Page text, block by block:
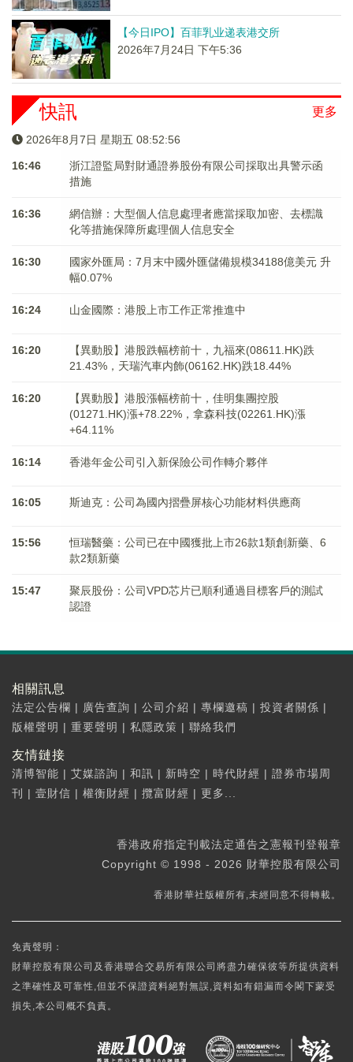
【今日IPO】百菲乳业递表港交所
2026年7月24日 下午5:36
更多
快訊
2026年8月7日 星期五 08:52:56
16:46
浙江證監局對財通證券股份有限公司採取出具警示函
措施
16:36
網信辦：大型個人信息處理者應當採取加密、去標識
化等措施保障所處理個人信息安全
16:30
國家外匯局：7月末中國外匯儲備規模34188億美元 升
幅0.07%
16:24 山金國際：港股上市工作正常推進中
16:20
【異動股】港股跌幅榜前十，九福來(08611.HK)跌
21.43%，天瑞汽車内飾(06162.HK)跌18.44%
16:20
【異動股】港股漲幅榜前十，佳明集團控股
(01271.HK)漲+78.22%，拿森科技(02261.HK)漲
+64.11%
16:14 香港年金公司引入新保險公司作轉介夥伴
16:05 斯迪克：公司為國內摺疊屏核心功能材料供應商
15:56
恒瑞醫藥：公司已在中國獲批上市26款1類創新藥、6
款2類新藥
15:47
聚辰股份：公司VPD芯片已順利通過目標客戶的測試
認證
相關訊息
法定公告欄 | 廣告查詢 | 公司介紹 | 專欄邀稿 | 投資者關係 |
版權聲明 | 重要聲明 | 私隱政策 | 聯絡我們
友情鏈接
清博智能 | 艾媒諮詢 | 和訊 | 新時空 | 時代財經 | 證券市場周
刊
| 壹財信 | 權衡財經 | 攬富財經 | 更多...
香港政府指定刊載法定通告之憲報刊登報章
Copyright © 1998 - 2026 財華控股有限公司
香港財華社版權所有,未經同意不得轉載。
免責聲明：
財華控股有限公司及香港聯合交易所有限公司將盡力確保彼等所提供資料
之準確性及可靠性,但並不保證資料絕對無誤,資料如有錯漏而令閣下蒙受
損失,本公司概不負責。